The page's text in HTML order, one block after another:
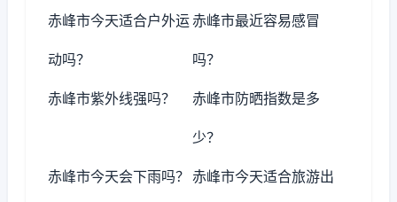
赤峰市今天适合户外运
动吗？
赤峰市最近容易感冒
吗？
赤峰市紫外线强吗？ 赤峰市防晒指数是多
少？
赤峰市今天会下雨吗？ 赤峰市今天适合旅游出